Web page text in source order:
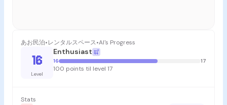
あお民泊•レンタルスペース•AI's Progress
16
Level
Enthusiast
16 17
100 points til level 17
Stats